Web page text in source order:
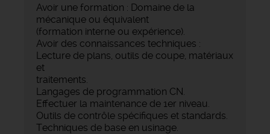
Avoir une formation : Domaine de la
mécanique ou équivalent
(formation interne ou expérience).
Avoir des connaissances techniques :
Lecture de plans, outils de coupe, matériaux
et
traitements.
Langages de programmation CN.
Effectuer la maintenance de 1er niveau.
Outils de contrôle spécifiques et standards.
Techniques de base en usinage.